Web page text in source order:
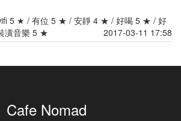
5 ★ / 有位 5 ★ / 安靜 4 ★ / 好喝 5 ★ / 好
潢音樂 5 ★
2017-03-11 17:58
Cafe Nomad